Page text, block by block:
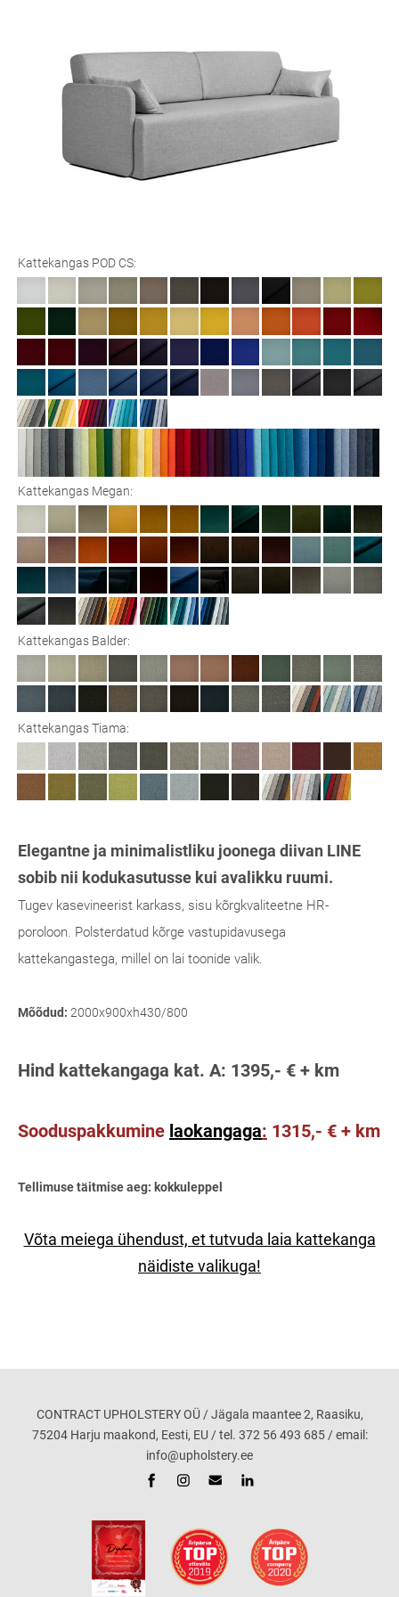
Kattekangas POD CS:
Kattekangas Megan:
Kattekangas Balder:
Kattekangas Tiama:
Elegantne ja minimalistliku joonega diivan LINE
sobib nii kodukasutusse kui avalikku ruumi.
Tugev kasevineerist karkass, sisu kõrgkvaliteetne HR-
poroloon. Polsterdatud kõrge vastupidavusega
kattekangastega, millel on lai toonide valik.
Mõõdud: 2000x900xh430/800
Hind kattekangaga kat. A: 1395,- € + km
Sooduspakkumine laokangaga: 1315,- € + km
Tellimuse täitmise aeg: kokkuleppel
Võta meiega ühendust, et tutvuda laia kattekanga
näidiste valikuga!
CONTRACT UPHOLSTERY OÜ / Jägala maantee 2, Raasiku,
75204 Harju maakond, Eesti, EU / tel. 372 56 493 685 / email:
info@upholstery.ee